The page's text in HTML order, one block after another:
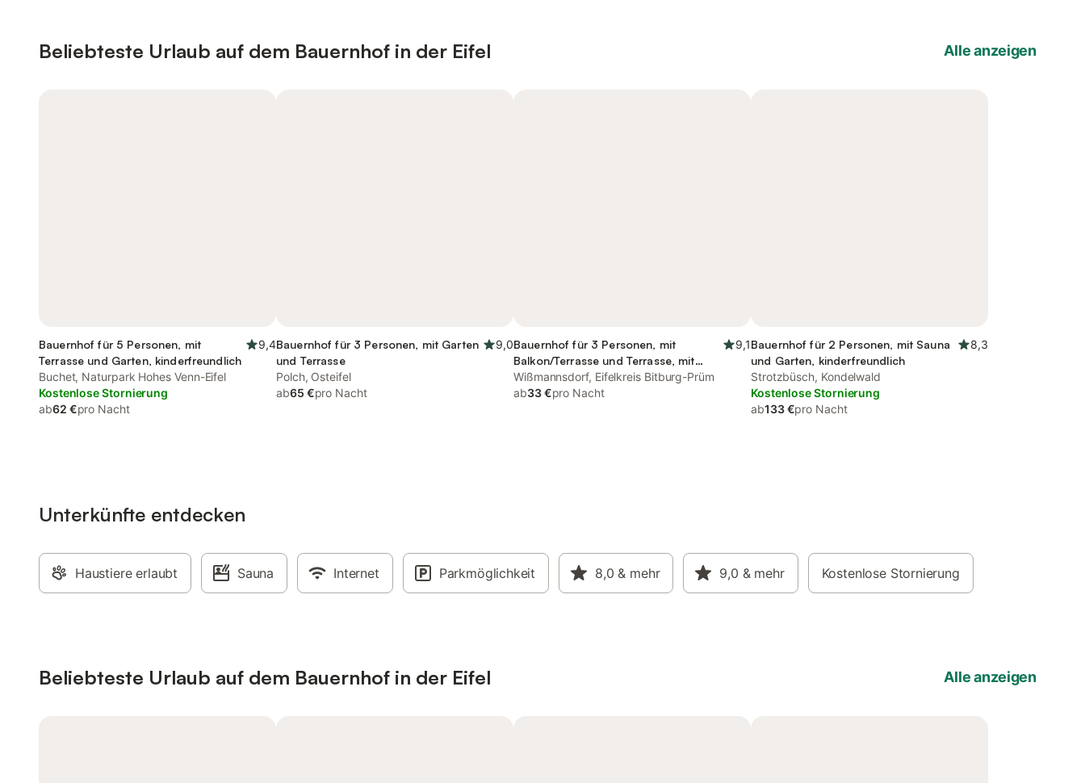
Beliebteste Urlaub auf dem Bauernhof in der Eifel Alle anzeigen
Bauernhof für 5 Personen, mit
Terrasse und Garten, kinderfreundlich
9,4
Buchet, Naturpark Hohes Venn-Eifel
Kostenlose Stornierung
ab62 €pro Nacht
Bauernhof für 3 Personen, mit Garten
und Terrasse
9,0
Polch, Osteifel
ab65 €pro Nacht
Bauernhof für 3 Personen, mit
Balkon/Terrasse und Terrasse, mit
Haustier
9,1
Wißmannsdorf, Eifelkreis Bitburg-Prüm
ab33 €pro Nacht
Bauernhof für 2 Personen, mit Sauna
und Garten, kinderfreundlich
8,3
Strotzbüsch, Kondelwald
Kostenlose Stornierung
ab133 €pro Nacht
Unterkünfte entdecken
Haustiere erlaubt Sauna Internet Parkmöglichkeit 8,0 & mehr 9,0 & mehr Kostenlose Stornierung
Beliebteste Urlaub auf dem Bauernhof in der Eifel Alle anzeigen